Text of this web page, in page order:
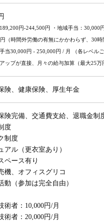
円-244,500円 ・地域手当：
（時間外労働の有無にかかわらず、30
当30,000円 - 250,000円 / 月 （各レベ
ップが直接、月々の給与加算（最大25
険、健康保険、厚生年金
険完備、交通費支給、退職金
度
制度
アル（更衣室あり）
ペース有り
機、オフィスグリコ
動（参加は完全自由）
術者：10,000円/月
術者：20,000円/月